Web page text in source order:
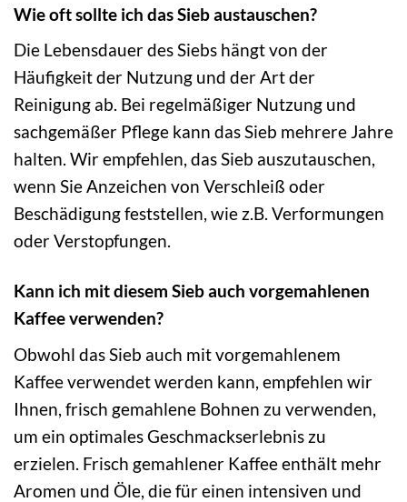
Wie oft sollte ich das Sieb austauschen?
Die Lebensdauer des Siebs hängt von der
Häufigkeit der Nutzung und der Art der
Reinigung ab. Bei regelmäßiger Nutzung und
sachgemäßer Pflege kann das Sieb mehrere Jahre
halten. Wir empfehlen, das Sieb auszutauschen,
wenn Sie Anzeichen von Verschleiß oder
Beschädigung feststellen, wie z.B. Verformungen
oder Verstopfungen.
Kann ich mit diesem Sieb auch vorgemahlenen
Kaffee verwenden?
Obwohl das Sieb auch mit vorgemahlenem
Kaffee verwendet werden kann, empfehlen wir
Ihnen, frisch gemahlene Bohnen zu verwenden,
um ein optimales Geschmackserlebnis zu
erzielen. Frisch gemahlener Kaffee enthält mehr
Aromen und Öle, die für einen intensiven und